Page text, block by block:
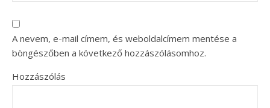
A nevem, e-mail címem, és weboldalcímem mentése a
böngészőben a következő hozzászólásomhoz.
Hozzászólás